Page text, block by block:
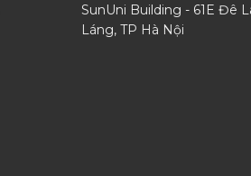
SunUni Building - 61E Đê
Láng, TP Hà Nội